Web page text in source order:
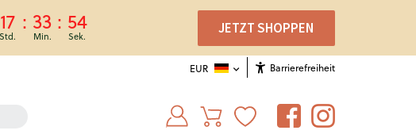
17 33 54 JETZT SHOPPEN
Barrierefreiheit
EUR